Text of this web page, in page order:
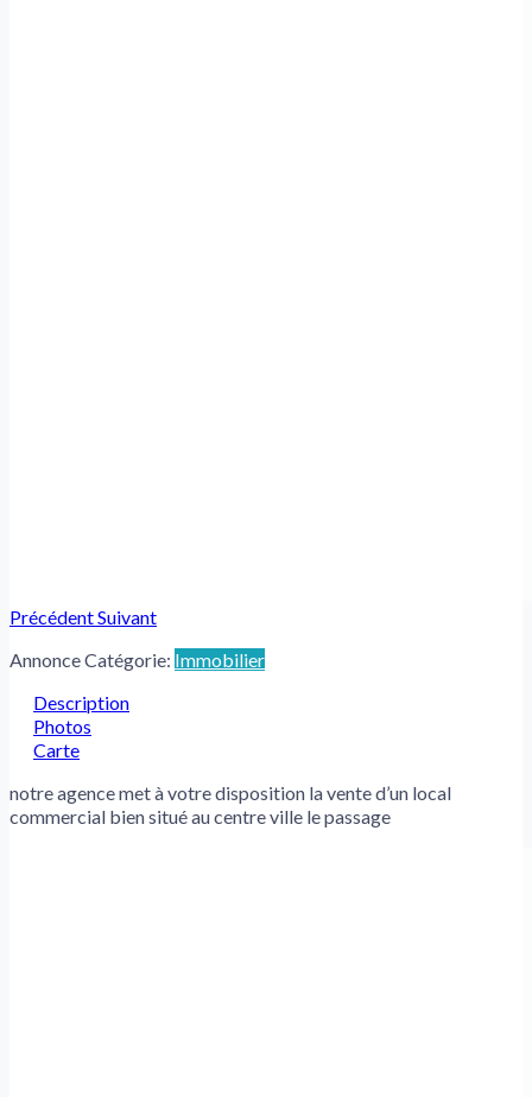
PrécédentSuivant
Annonce Catégorie: Immobilier
Description
Photos
Carte
notre agence met à votre disposition la vente d’un local
commercial bien situé au centre ville le passage